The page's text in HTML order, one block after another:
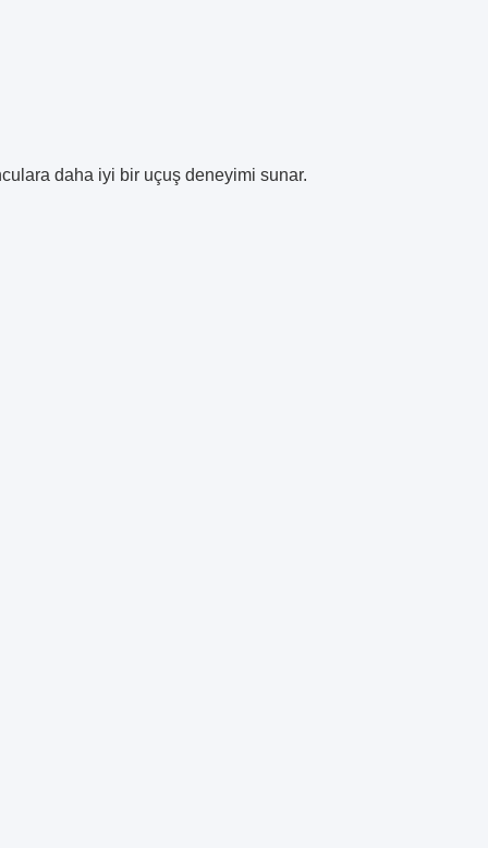
daha iyi bir uçuş deneyimi sunar.